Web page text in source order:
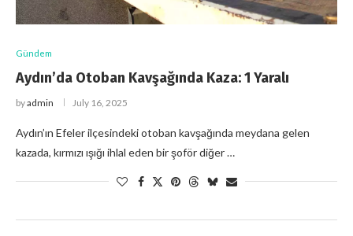
Gündem
Aydın’da Otoban Kavşağında Kaza: 1 Yaralı
byadmin July 16, 2025
Aydın’ın Efeler ilçesindeki otoban kavşağında meydana gelen
kazada, kırmızı ışığı ihlal eden bir şoför diğer …